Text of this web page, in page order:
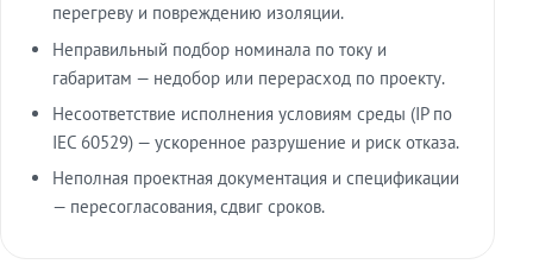
перегреву и повреждению изоляции.
Неправильный подбор номинала по току и
габаритам — недобор или перерасход по проекту.
Несоответствие исполнения условиям среды (IP по
IEC 60529) — ускоренное разрушение и риск отказа.
Неполная проектная документация и спецификации
— пересогласования, сдвиг сроков.